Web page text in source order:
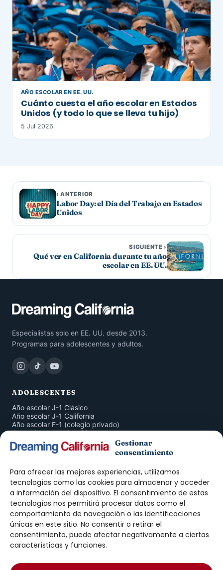
Gestionar
consentimiento
Para ofrecer las mejores experiencias, utilizamos
tecnologías como las cookies para almacenar y acceder
a información del dispositivo. El consentimiento de estas
tecnologías nos permitirá procesar datos como el
comportamiento de navegación o las identificaciones
únicas en este sitio. No consentir o retirar el
consentimiento, puede afectar negativamente a ciertas
características y funciones.
AÑO ESCOLAR EN EE. UU.
Cuánto cuesta el año escolar en Estados
Unidos (y todo lo que se lleva tu hijo)
5 Jul 2026
‹ ANTERIOR
Labor Day: el Día del Trabajo en Estados
Unidos
SIGUIENTE ›
Qué ver en California durante tu año
escolar en EE. UU.
Especialistas solo en EE. UU. desde 2013.
Programas para adolescentes y adultos.
ADOLESCENTES
Año escolar J-1 Clásico
Año escolar J-1 California
Año escolar F-1 (colegio privado)
Curso Completo San Diego
San Diego 4 Semanas
Inmersión en Familia
ADULTOS
Curso de Inglés San Diego
Prácticas J-1 · Intern
Prácticas J-1 · Trainee
Work & Travel
Au Pair
Nosotros